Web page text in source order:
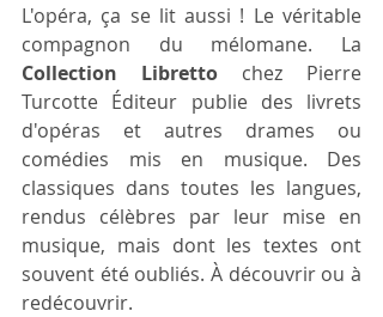
L'opéra, ça se lit aussi ! Le véritable
Collection Libretto chez Pierre
Turcotte Éditeur publie des livrets
d'opéras et autres drames ou
comédies mis en musique. Des
classiques dans toutes les langues,
rendus célèbres par leur mise en
musique, mais dont les textes ont
souvent été oubliés. À découvrir ou à
redécouvrir.